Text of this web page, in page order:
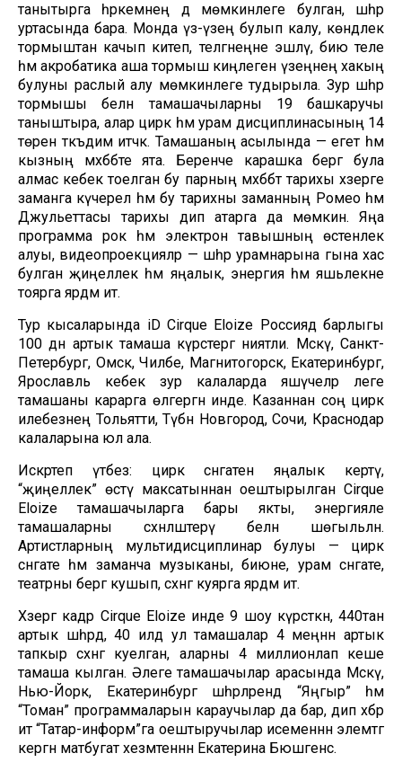
танытырга һәркемнең дә мөмкинлеге булган, шәһәр
уртасында бара. Монда үз-үзең булып калу, көндәлек
тормыштан качып китеп, теләгәнеңне эшләү, бию теле
һәм акробатика аша тормыш киңлегенә үзеңнең хакың
булуны раслый алу мөмкинлеге тудырыла. Зур шәһәр
тормышы белән тамашачыларны 19 башкаручы
таныштыра, алар цирк һәм урам дисциплинасының 14
төрен тәкъдим итәчәк. Тамашаның асылында — егет һәм
кызның мәхәббәте ята. Беренче карашка бергә була
алмас кебек тоелган бу парның мәхәббәт тарихы хәзерге
заманга күчерелә һәм бу тарихны заманның Ромео һәм
Джульеттасы тарихы дип атарга да мөмкин. Яңа
программа рок һәм электрон тавышның өстенлек
алуы, видеопроекцияләр — шәһәр урамнарына гына хас
булган җиңеллек һәм яңалык, энергия һәм яшьлекне
тоярга ярдәм итә.
Тур кысаларында iD Cirque Eloize Россиядә барлыгы
100 дән артык тамаша күрсәтергә ниятли. Мәскәү, Санкт-
Петербург, Омск, Чиләбе, Магнитогорск, Екатеринбург,
Ярославль кебек зур калаларда яшәүчеләр әлеге
тамашаны карарга өлгергән инде. Казаннан соң цирк
илебезнең Тольятти, Түбән Новгород, Сочи, Краснодар
калаларына юл ала.
Искәртеп үтәбез: цирк сәнгатенә яңалык кертү,
“җиңеллек” өстәү максатыннан оештырылган Cirque
Eloize тамашачыларга бары якты, энергияле
тамашаларны сәхнәләштерү белән шөгыльләнә.
Артистларның мультидисциплинар булуы — цирк
сәнгате һәм заманча музыканы, биюне, урам сәнгате,
театрны бергә кушып, сәхнәгә куярга ярдәм итә.
Хәзергә кадәр Cirque Eloize инде 9 шоу күрсәткән, 440тан
артык шәһәрдә, 40 илдә ул тамашалар 4 меңнән артык
тапкыр сәхнәгә куелган, аларны 4 миллионлап кеше
тамаша кылган. Әлеге тамашачылар арасында Мәскәү,
Нью-Йорк, Екатеринбург шәһәрләрендә “Яңгыр” һәм
“Томан” программаларын караучылар да бар, дип хәбәр
итә “Татар-информ”га оештыручылар исеменнән элемтәгә
кергән матбугат хезмәтеннән Екатерина Бюшгенс.